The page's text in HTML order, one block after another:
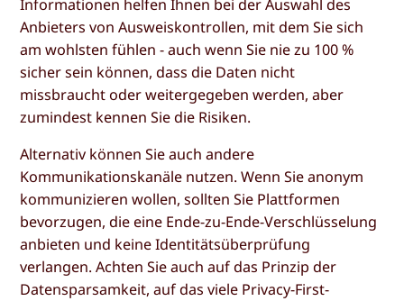
Informationen helfen Ihnen bei der Auswahl des
Anbieters von Ausweiskontrollen, mit dem Sie sich
am wohlsten fühlen - auch wenn Sie nie zu 100 %
sicher sein können, dass die Daten nicht
missbraucht oder weitergegeben werden, aber
zumindest kennen Sie die Risiken.
Alternativ können Sie auch andere
Kommunikationskanäle nutzen. Wenn Sie anonym
kommunizieren wollen, sollten Sie Plattformen
bevorzugen, die eine Ende-zu-Ende-Verschlüsselung
anbieten und keine Identitätsüberprüfung
verlangen. Achten Sie auch auf das Prinzip der
Datensparsamkeit, auf das viele Privacy-First-